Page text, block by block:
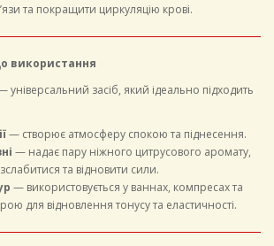
та покращити циркуляцію крові.
використання
універсальний засіб, який ідеально підходить
— створює атмосферу спокою та піднесення.
— надає пару ніжного цитрусового аромату,
та відновити сили.
— використовується у ваннах, компресах та
для відновлення тонусу та еластичності.